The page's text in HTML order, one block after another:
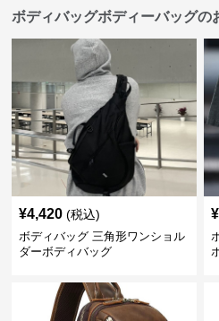
ボディバッグボディーバッグの
¥4,420 (税込)
ボディバッグ 三角形ワンショル
ダーボディバッグ
¥